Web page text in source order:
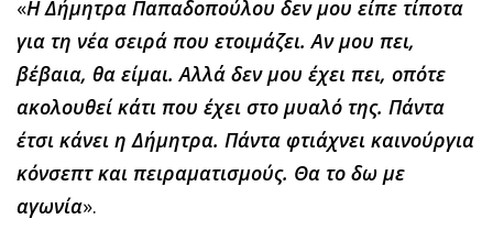
«Η Δήμητρα Παπαδοπούλου δεν μου είπε τίποτα
για τη νέα σειρά που ετοιμάζει. Αν μου πει,
βέβαια, θα είμαι. Αλλά δεν μου έχει πει, οπότε
ακολουθεί κάτι που έχει στο μυαλό της. Πάντα
έτσι κάνει η Δήμητρα. Πάντα φτιάχνει καινούργια
κόνσεπτ και πειραματισμούς. Θα το δω με
αγωνία».